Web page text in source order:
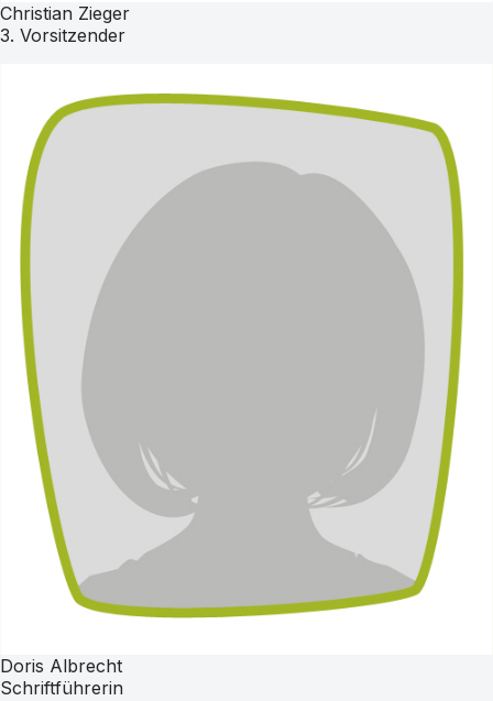
Christian Zieger
3. Vorsitzender
Doris Albrecht
Schriftführerin